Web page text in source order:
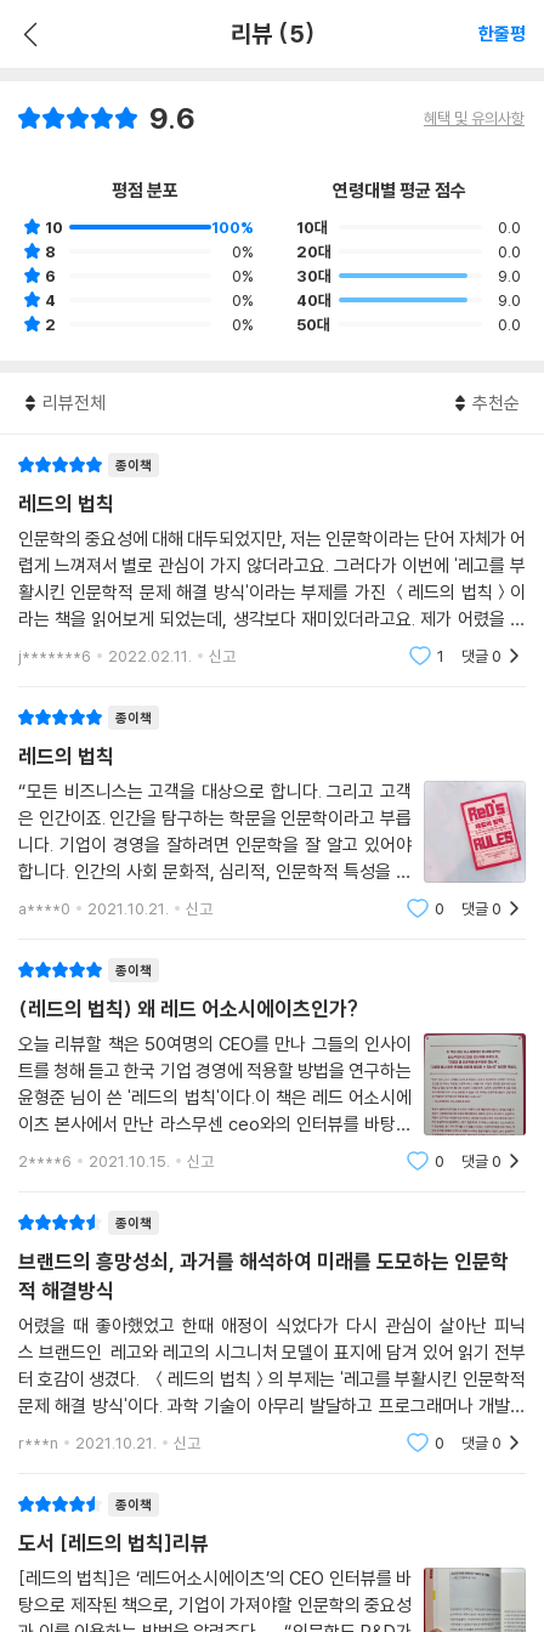
리뷰 (5) 한줄평
9.6 혜택 및 유의사항
평점 분포
10
100%
8
0%
6
0%
4
0%
2
0%
연령대별 평균 점수
10대
0.0
20대
0.0
30대
9.0
40대
9.0
50대
0.0
리뷰전체 추천순
종이책
레드의 법칙
인문학의 중요성에 대해 대두되었지만, 저는 인문학이라는 단어 자체가 어
렵게 느껴져서 별로 관심이 가지 않더라고요. 그러다가 이번에 '레고를 부
활시킨 인문학적 문제 해결 방식'이라는 부제를 가진 ＜레드의 법칙＞이
라는 책을 읽어보게 되었는데, 생각보다 재미있더라고요. 제가 어렸을 때
도 동생이랑 하는 레고 놀이를 좋아했었고, 지금도 장난감 코너에 가면 레
고가
j*******6 2022.02.11. 신고 1 댓글0
종이책
레드의 법칙
“모든 비즈니스는 고객을 대상으로 합니다. 그리고 고객
은 인간이죠. 인간을 탐구하는 학문을 인문학이라고 부릅
니다. 기업이 경영을 잘하려면 인문학을 잘 알고 있어야
합니다. 인간의 사회 문화적, 심리적, 인문학적 특성을 이
해하지 못하면 비즈니스는 성공할 수 없습니다. 우리는 인
a****0 2021.10.21. 신고 0 댓글0
종이책
(레드의 법칙) 왜 레드 어소시에이츠인가?
오늘 리뷰할 책은 50여명의 CEO를 만나 그들의 인사이
트를 청해 듣고 한국 기업 경영에 적용할 방법을 연구하는
윤형준 님이 쓴 '레드의 법칙'이다.이 책은 레드 어소시에
이츠 본사에서 만난 라스무센 ceo와의 인터뷰를 바탕으
로, '기업이 왜 인문학에 몰두해야 하는지, 그렇게 해서 어
2****6 2021.10.15. 신고 0 댓글0
종이책
브랜드의 흥망성쇠, 과거를 해석하여 미래를 도모하는 인문학
적 해결방식
어렸을 때 좋아했었고 한때 애정이 식었다가 다시 관심이 살아난 피닉
스 브랜드인 레고와 레고의 시그니처 모델이 표지에 담겨 있어 읽기 전부
터 호감이 생겼다. ＜레드의 법칙＞의 부제는 '레고를 부활시킨 인문학적
문제 해결 방식'이다. 과학 기술이 아무리 발달하고 프로그래머나 개발자
들이 이공계 천재들이어도 그 기술로 만든 제품을 사용하고 즐기는 일반
r***n 2021.10.21. 신고 0 댓글0
종이책
도서 [레드의 법칙]리뷰
[레드의 법칙]은 ‘레드어소시에이츠’의 CEO 인터뷰를 바
탕으로 제작된 책으로, 기업이 가져야할 인문학의 중요성